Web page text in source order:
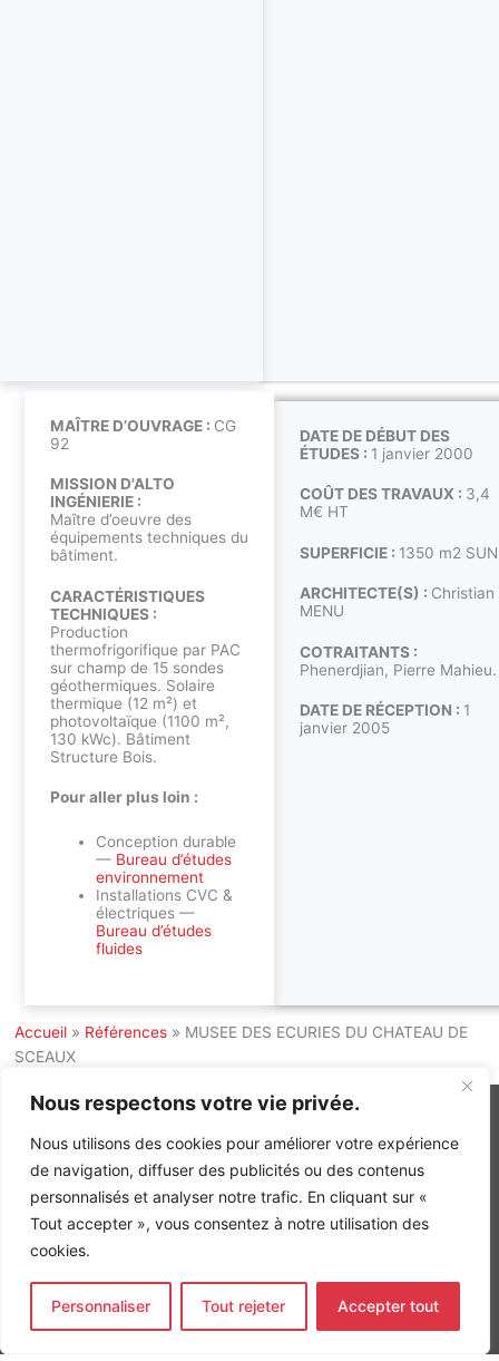
Nous respectons votre vie privée.
Nous utilisons des cookies pour améliorer votre expérience
de navigation, diffuser des publicités ou des contenus
personnalisés et analyser notre trafic. En cliquant sur «
Tout accepter », vous consentez à notre utilisation des
cookies.
Personnaliser Tout rejeter Accepter tout
DATE DE DÉBUT DES
ÉTUDES : 1 janvier 2000
COÛT DES TRAVAUX : 3,4
M€ HT
SUPERFICIE : 1350 m2 SUN
ARCHITECTE(S) : Christian
MENU
COTRAITANTS :
Phenerdjian, Pierre Mahieu.
DATE DE RÉCEPTION : 1
janvier 2005
MAÎTRE D’OUVRAGE : CG
92
MISSION D'ALTO
INGÉNIERIE :
Maître d’oeuvre des
équipements techniques du
bâtiment.
CARACTÉRISTIQUES
TECHNIQUES :
Production
thermofrigorifique par PAC
sur champ de 15 sondes
géothermiques. Solaire
thermique (12 m²) et
photovoltaïque (1100 m²,
130 kWc). Bâtiment
Structure Bois.
Pour aller plus loin :
Conception durable
— Bureau d’études
environnement
Installations CVC &
électriques —
Bureau d’études
fluides
Accueil » Références » MUSEE DES ECURIES DU CHATEAU DE
SCEAUX
INGÉNIERIE DE L’ÉNERGIE ET DE L’ENVIRONNEMENT
CONCEVONS, ENSEMBLE, L’ENVIRONNEMENT BÂTI DE DEMAIN
L
i
n
k
I
n
s
t
F
e
Nos agences